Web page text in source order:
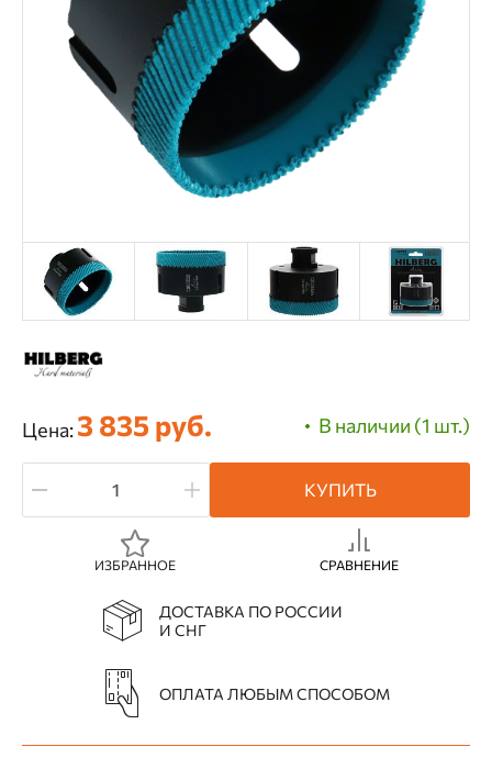
В наличии (1 шт.)
Цена:3 835 руб.
КУПИТЬ
ИЗБРАННОЕ СРАВНЕНИЕ
ДОСТАВКА ПО РОССИИ
И СНГ
ОПЛАТА ЛЮБЫМ СПОСОБОМ